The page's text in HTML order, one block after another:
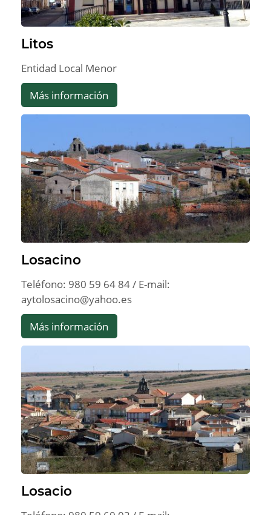
Litos
Entidad Local Menor
Más información
Losacino
Teléfono: 980 59 64 84 / E-mail:
aytolosacino@yahoo.es
Más información
Losacio